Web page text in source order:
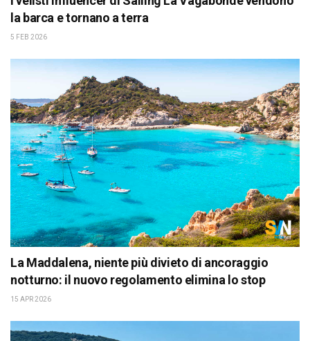
la barca e tornano a terra
5 FEB 2026
La Maddalena, niente più divieto di ancoraggio
notturno: il nuovo regolamento elimina lo stop
15 APR 2026